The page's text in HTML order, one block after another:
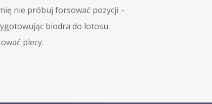
nie próbuj forsować pozycji –
biodra do lotosu.
plecy.